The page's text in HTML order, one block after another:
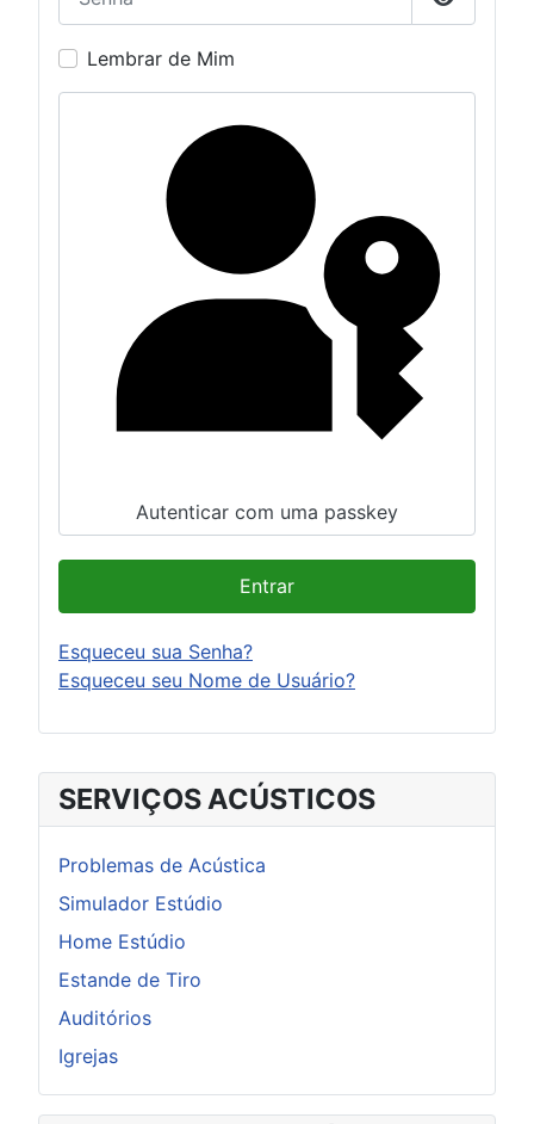
SERVIÇOS ACÚSTICOS
Problemas de Acústica
Simulador Estúdio
Home Estúdio
Estande de Tiro
Auditórios
Igrejas
Mostrar
Lembrar de Mim
Autenticar com uma passkey
Entrar
Esqueceu sua Senha?
Esqueceu seu Nome de Usuário?